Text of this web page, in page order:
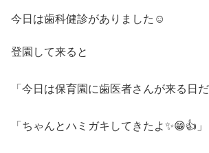
今日は歯科健診がありました☺
登園して来ると
「今日は保育園に歯医者さんが来る日だ
「ちゃんとハミガキしてきたよ✨😁👍」